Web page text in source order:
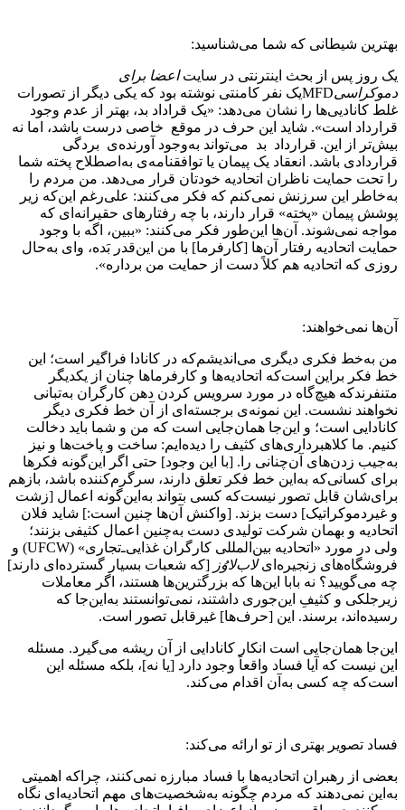
بهترین شیطانی که شما می‌شناسید:
یک روز پس از بحث اینترنتی در سایتاعضا برای
دموکراسیMFDیک نفر کامنتی نوشته بود که یکی دیگر از تصورات
غلط کانادیی‌ها را نشان می‌دهد: «یک قراداد بد، بهتر از عدم وجود
قرارداد است». شاید این حرف در موقع خاصی درست باشد، اما نه
بیش‌تر از این. قرارداد بد می‌تواند به‌وجود آورنده‌ی بردگی
قراردادی باشد. انعقاد یک پیمان یا توافقنامه‌ی به‌اصطلاح پخته شما
را تحت حمایت ناظران اتحادیه خودتان قرار می‌دهد. من مردم را
به‌خاطر این سرزنش نمی‌کنم که فکر می‌کنند: علی‌رغم این‌که زیر
پوشش پیمان «پخته» قرار دارند، با چه رفتارهای حقیرانه‌ای که
مواجه نمی‌شوند. آن‌ها این‌طور فکر می‌کنند: «ببین، اگه با وجود
حمایت اتحادیه رفتار آن‌ها [کارفرما] با من این‌قدر بَده، وای به‌حال
روزی که اتحادیه هم کلاً دست از حمایت من برداره».
آن‌ها نمی‌خواهند:
من به‌خط فکری دیگری می‌اندیشم‌که در کانادا فراگیر است؛ این
خط فکر براین است‌که اتحادیه‌ها و کارفرماها چنان از یکدیگر
متنفرندکه هیچ‌گاه در مورد سرویس کردن دهن کارگران به‌تبانی
نخواهند نشست. این نمونه‌ی برجسته‌ای از آن خط فکری دیگر
کانادایی است؛ و این‌جا همان‌جایی است که من و شما باید دخالت
کنیم. ما کلاهبرداری‌های کثیف را دیده‌ایم: ساخت و پاخت‌ها و نیز
به‌جیب زدن‌های آن‌چنانی را. [با این وجود] حتی اگر این‌گونه فکرها
برای کسانی‌که به‌این خط فکر تعلق دارند، سرگرم‌کننده باشد، بازهم
برای‌شان قابل تصور نیست‌که کسی بتواند به‌این‌گونه اعمال [زشت
و غیردموکراتیک] دست بزند. [واکنش آن‌ها چنین است‌:] شاید فلان
اتحادیه و بهمان شرکت تولیدی دست به‌چنین اعمال کثیفی بزنند؛
ولی در مورد «اتحادیه ‌بین‌المللی کارگران غذایی‌ـ‌تجاری» (UFCW) و
فروشگاه‌های زنجیره‌ایلاب‌لاوُز [که شعبات بسیار گسترده‌ای دارند]
چه می‌گویید؟ نه بابا این‌ها که بزرگترین‌ها هستند، اگر معاملات
زیرجلکی و کثیفِ این‌جوری داشتند، نمی‌توانستند به‌این‌جا که
رسیده‌اند، برسند. این [حرف‌ها] غیرقابل تصور است.
این‌جا همان‌جایی است انکار کانادایی از آن ریشه می‌گیرد. مسئله
این نیست که آیا فساد واقعاً وجود دارد [یا نه]، بلکه مسئله این
است‌که چه کسی به‌آن اقدام می‌کند.
فساد تصویر بهتری از تو ارائه می‌کند:
بعضی از رهبران اتحادیه‌ها با فساد مبارزه نمی‌کنند، چراکه اهمیتی
به‌این نمی‌دهند که مردم چگونه به‌شخصیت‌های مهم اتحادیه‌ای نگاه